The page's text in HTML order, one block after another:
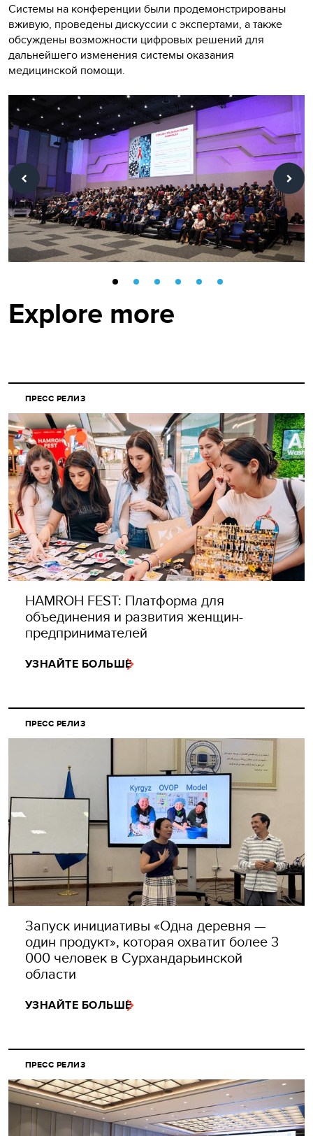
Системы на конференции были продемонстрированы
вживую, проведены дискуссии с экспертами, а также
обсуждены возможности цифровых решений для
дальнейшего изменения системы оказания
медицинской помощи.
Explore more
ПРЕСС РЕЛИЗ
HAMROH FEST: Платформа для
объединения и развития женщин-
предпринимателей
УЗНАЙТЕ БОЛЬШЕ
ПРЕСС РЕЛИЗ
Запуск инициативы «Одна деревня —
один продукт», которая охватит более 3
000 человек в Сурхандарьинской
области
УЗНАЙТЕ БОЛЬШЕ
ПРЕСС РЕЛИЗ